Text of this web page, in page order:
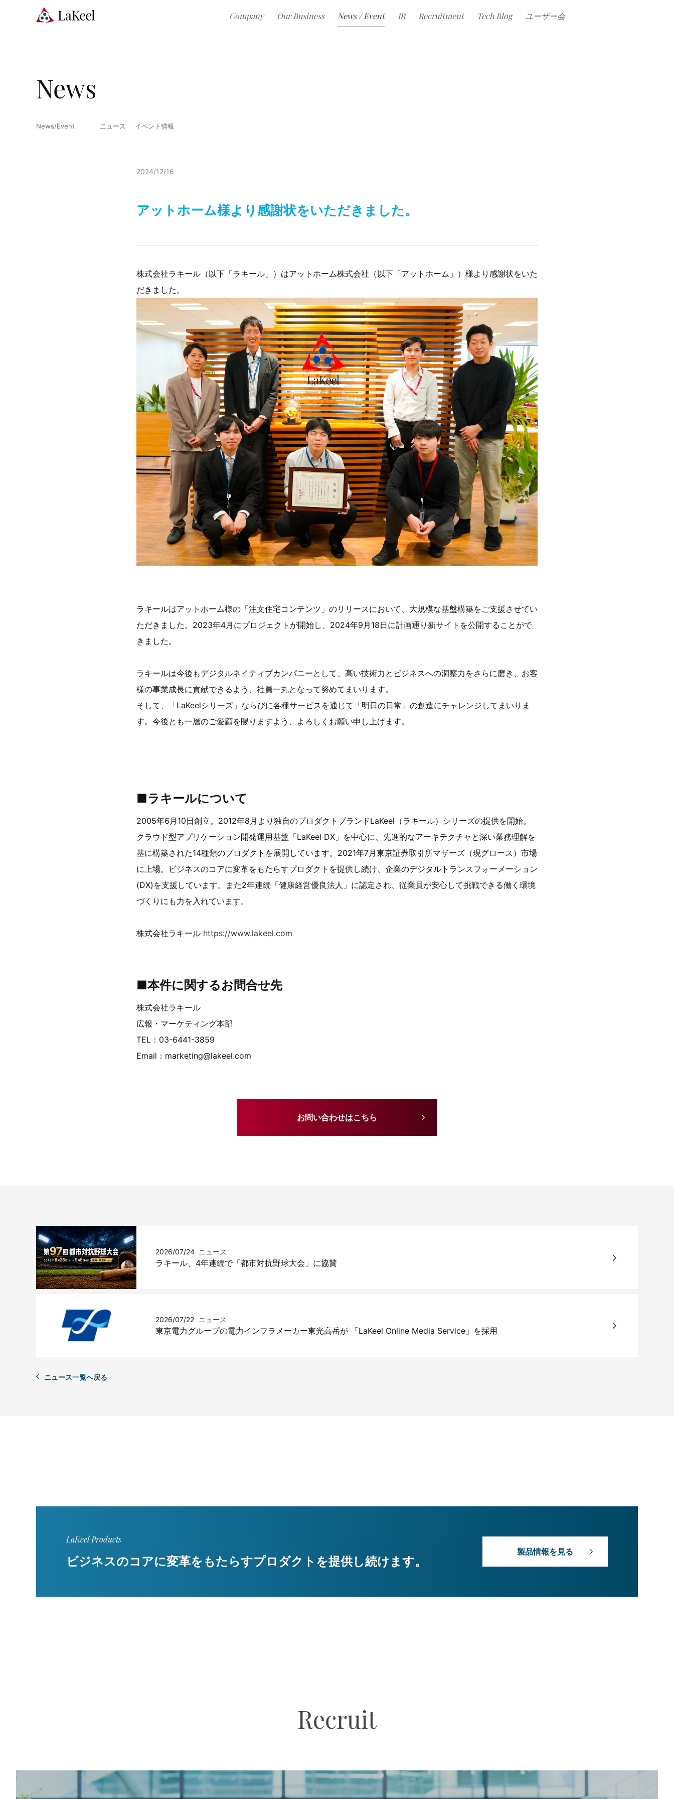
News
News/Event ニュース イベント情報
アットホーム様より感謝状をいただきました。
2024/12/16
株式会社ラキール（以下「ラキール」）はアットホーム株式会社（以下「アットホーム」）様より感謝状をいた
だきました。
ラキールはアットホーム様の「注文住宅コンテンツ」のリリースにおいて、大規模な基盤構築をご支援させてい
ただきました。2023年4月にプロジェクトが開始し、2024年9月18日に計画通り新サイトを公開することがで
きました。
ラキールは今後もデジタルネイティブカンパニーとして、高い技術力とビジネスへの洞察力をさらに磨き、お客
様の事業成長に貢献できるよう、社員一丸となって努めてまいります。
そして、「LaKeelシリーズ」ならびに各種サービスを通じて「明日の日常」の創造にチャレンジしてまいりま
す。今後とも一層のご愛顧を賜りますよう、よろしくお願い申し上げます。
■ラキールについて
2005年6月10日創立。2012年8月より独自のプロダクトブランドLaKeel（ラキール）シリーズの提供を開始。
クラウド型アプリケーション開発運用基盤「LaKeel DX」を中心に、先進的なアーキテクチャと深い業務理解を
基に構築された14種類のプロダクトを展開しています。2021年7月東京証券取引所マザーズ（現グロース）市場
に上場。ビジネスのコアに変革をもたらすプロダクトを提供し続け、企業のデジタルトランスフォーメーション
(DX)を支援しています。また2年連続「健康経営優良法人」に認定され、従業員が安心して挑戦できる働く環境
づくりにも力を入れています。
株式会社ラキール https://www.lakeel.com
■本件に関するお問合せ先
株式会社ラキール
広報・マーケティング本部
TEL：03-6441-3859
Email：marketing@lakeel.com
お問い合わせはこちら
2026/07/24 ニュース
ラキール、4年連続で「都市対抗野球大会」に協賛
2026/07/22 ニュース
東京電力グループの電力インフラメーカー東光高岳が 「LaKeel Online Media Service」を採用
ニュース一覧へ戻る
Company Our Business News / Event IR Recruitment Tech Blog ユーザー会
LaKeel Products
ビジネスのコアに変革をもたらすプロダクトを提供し続けます。
製品情報を見る
Recruit